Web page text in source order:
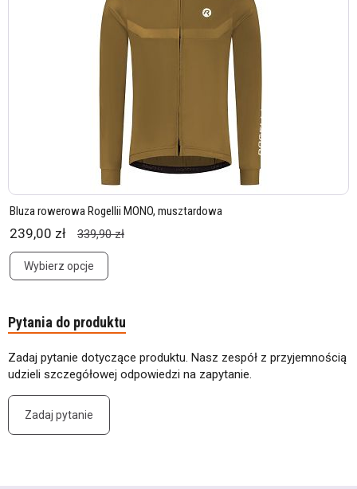
Bluza rowerowa Rogellii MONO, musztardowa
239,00 zł 339,90 zł
Wybierz opcje
Pytania do produktu
Zadaj pytanie dotyczące produktu. Nasz zespół z przyjemnością
udzieli szczegółowej odpowiedzi na zapytanie.
Zadaj pytanie